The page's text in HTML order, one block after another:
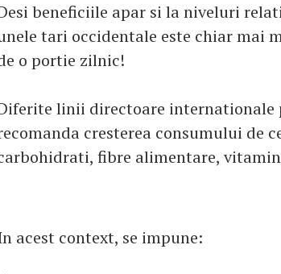
beneficiile apar si la niveluri
tari occidentale este chiar mai
o portie zilnic!
linii directoare
cresterea consumului de
fibre alimentare,
acest context, se impune: